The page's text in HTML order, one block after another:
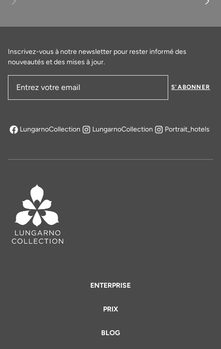
ENTERPRISE
PRIX
BLOG
Inscrivez-vous à notre newsletter pour rester informé des
nouveautés et des mises à jour.
S'ABONNER
LungarnoCollection
s'ouvre dans un nouvel onglet
LungarnoCollection Portrait_hotels